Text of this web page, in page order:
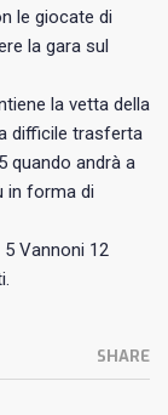
le giocate di
la gara sul
la vetta della
difficile trasferta
quando andrà a
in forma di
Vannoni 12
SHARE